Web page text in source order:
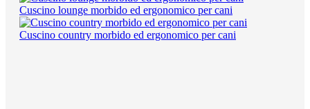
Cuscino lounge morbido ed ergonomico per cani
Cuscino country morbido ed ergonomico per cani